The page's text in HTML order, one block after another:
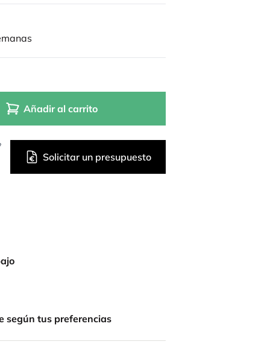
Añadir al carrito
Solicitar un presupuesto
según tus preferencias